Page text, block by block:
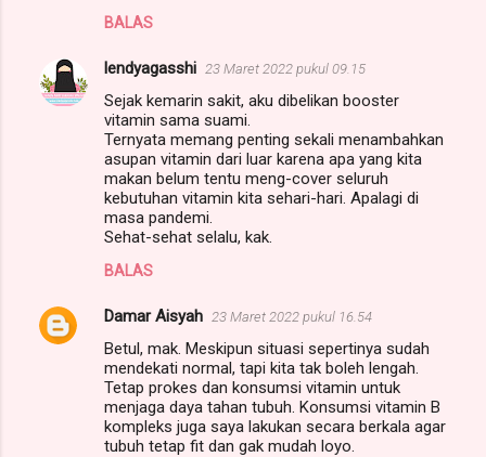
BALAS
lendyagasshi 23 Maret 2022 pukul 09.15
Sejak kemarin sakit, aku dibelikan booster
vitamin sama suami.
Ternyata memang penting sekali menambahkan
asupan vitamin dari luar karena apa yang kita
makan belum tentu meng-cover seluruh
kebutuhan vitamin kita sehari-hari. Apalagi di
masa pandemi.
Sehat-sehat selalu, kak.
BALAS
Damar Aisyah 23 Maret 2022 pukul 16.54
Betul, mak. Meskipun situasi sepertinya sudah
mendekati normal, tapi kita tak boleh lengah.
Tetap prokes dan konsumsi vitamin untuk
menjaga daya tahan tubuh. Konsumsi vitamin B
kompleks juga saya lakukan secara berkala agar
tubuh tetap fit dan gak mudah loyo.